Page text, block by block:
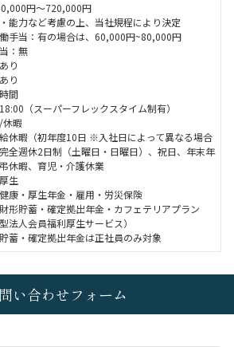
円～720,000円
能力など考慮の上、当社規程により決定
手当：有の場合は、60,000円~80,000円
：無
り
り
間
（スーパーフレックスタイム制有）
暇
休暇（初年度10日 ※入社日によって異なる場合
全週休2日制（土曜日・日曜日）、祝日、年末年
休暇、育児・介護休業
生
康・厚生年金・雇用・労災保険
形貯蓄・確定拠出年金・カフェテリアプラン
型法人会員福利厚生サービス）
蓄・確定拠出年金は正社員のみ対象
い合わせフォーム